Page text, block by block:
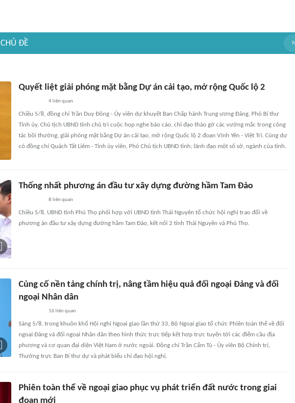
CHỦ ĐỀ
Quyết liệt giải phóng mặt bằng Dự án cải tạo, mở rộng Quốc lộ 2
4 liên quan
Chiều 5/8, đồng chí Trần Duy Đông - Ủy viên dự khuyết Ban Chấp hành Trung ương Đảng, Phó Bí thư
Tỉnh ủy, Chủ tịch UBND tỉnh chủ trì cuộc họp nghe báo cáo, chỉ đạo tháo gỡ các vướng mắc trong công
tác bồi thường, giải phóng mặt bằng Dự án cải tạo, mở rộng Quốc lộ 2 đoạn Vĩnh Yên - Việt Trì. Cùng dự
có đồng chí Quách Tất Liêm - Tỉnh ủy viên, Phó Chủ tịch UBND tỉnh; lãnh đạo một số sở, ngành của tỉnh.
Thống nhất phương án đầu tư xây dựng đường hầm Tam Đảo
8 liên quan
Chiều 5/8, UBND tỉnh Phú Thọ phối hợp với UBND tỉnh Thái Nguyên tổ chức hội nghị trao đổi về
phương án đầu tư xây dựng đường hầm Tam Đảo, kết nối 2 tỉnh Thái Nguyên và Phú Thọ.
Củng cố nền tảng chính trị, nâng tầm hiệu quả đối ngoại Đảng và đối
ngoại Nhân dân
16 liên quan
Sáng 5/8, trong khuôn khổ Hội nghị Ngoại giao lần thứ 33, Bộ Ngoại giao tổ chức Phiên toàn thể về đối
ngoại Đảng và đối ngoại Nhân dân theo hình thức trực tiếp kết hợp trực tuyến tới các điểm cầu địa
phương và cơ quan đại diện Việt Nam ở nước ngoài. Đồng chí Trần Cẩm Tú - Ủy viên Bộ Chính trị,
Thường trực Ban Bí thư dự và phát biểu chỉ đạo hội nghị.
Phiên toàn thể về ngoại giao phục vụ phát triển đất nước trong giai
đoạn mới